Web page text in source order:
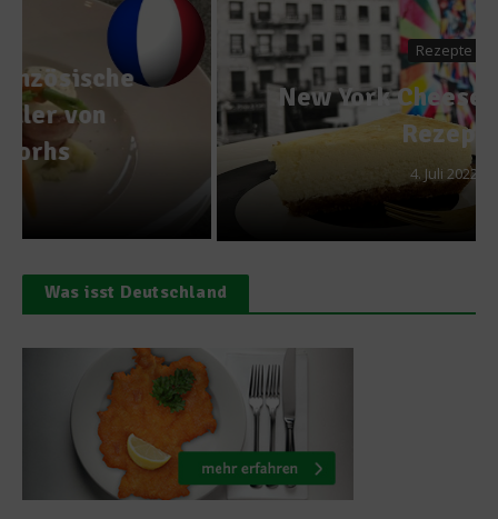
Rezepte
New York Cheesecake – Das
Rezept
4. Juli 2022
Was isst Deutschland